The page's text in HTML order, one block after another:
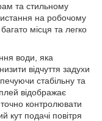
та стильному
на робочому
місця та легко
води, яка
відчуття задухи
стабільну та
відображає
контролювати
подачі повітря